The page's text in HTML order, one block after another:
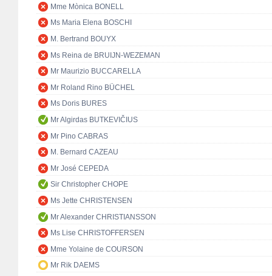
Mme Mònica BONELL
Ms Maria Elena BOSCHI
M. Bertrand BOUYX
Ms Reina de BRUIJN-WEZEMAN
Mr Maurizio BUCCARELLA
Mr Roland Rino BÜCHEL
Ms Doris BURES
Mr Algirdas BUTKEVIČIUS
Mr Pino CABRAS
M. Bernard CAZEAU
Mr José CEPEDA
Sir Christopher CHOPE
Ms Jette CHRISTENSEN
Mr Alexander CHRISTIANSSON
Ms Lise CHRISTOFFERSEN
Mme Yolaine de COURSON
Mr Rik DAEMS